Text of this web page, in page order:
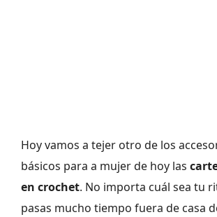
Hoy vamos a tejer otro de los
básicos para a mujer de hoy las
en crochet. No importa cuál sea tu
pasas mucho tiempo fuera de casa